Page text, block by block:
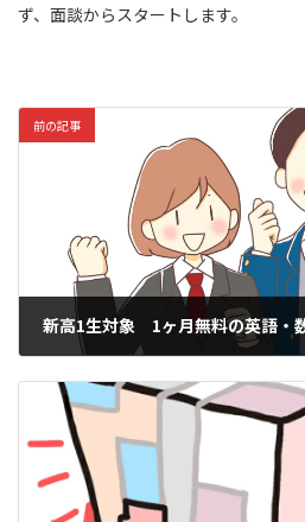
ず、面談からスタートします。
前の記事
新高1生対象 1ヶ月無料の英語・